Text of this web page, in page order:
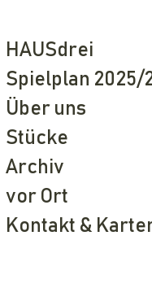
HAUSdrei
Spielplan 2025/
Über uns
Stücke
Archiv
vor Ort
Kontakt &